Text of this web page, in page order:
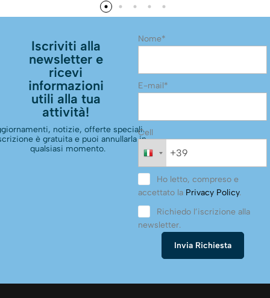
Iscriviti alla
newsletter e
ricevi
informazioni
utili alla tua
attività!
notizie, offerte speciali.
è gratuita e puoi annullarla in
qualsiasi momento.
Nome*
E-mail*
Cell
Ho letto, compreso e
accettato la Privacy Policy.
Richiedo l’iscrizione alla
newsletter.